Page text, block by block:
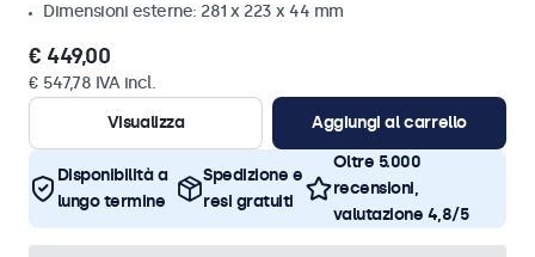
Dimensioni esterne: 281 x 223 x 44 mm
€ 449,00
€ 547,78 IVA incl.
Visualizza
Aggiungi al carrello
Disponibilità a
lungo termine
Spedizione e
resi gratuiti
Oltre 5.000
recensioni,
valutazione 4,8/5